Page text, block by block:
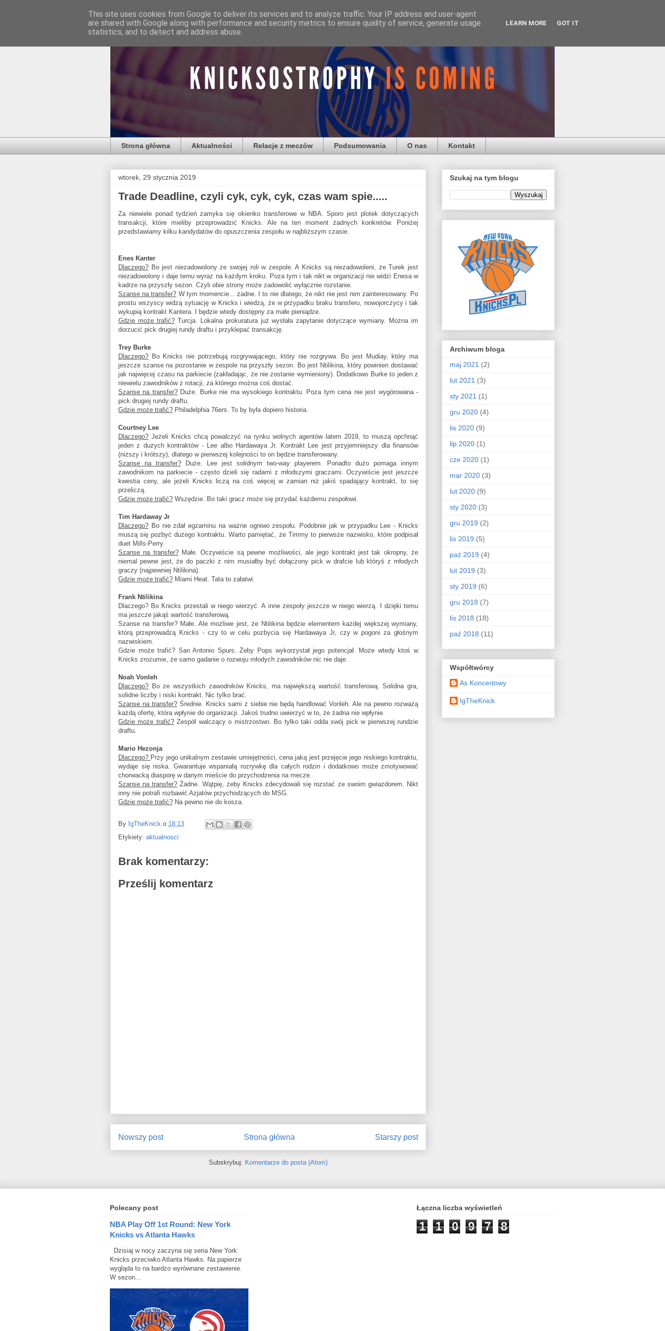
Strona główna Aktualności Relacje z meczów Podsumowania O nas Kontakt
wtorek, 29 stycznia 2019
Trade Deadline, czyli cyk, cyk, cyk, czas wam spie.....
Za niewiele ponad tydzień zamyka się okienko transferowe w NBA. Sporo jest plotek dotyczących
transakcji, które mieliby przeprowadzić Knicks. Ale na ten moment żadnych konkretów. Poniżej
przedstawiamy kilku kandydatów do opuszczenia zespołu w najbliższym czasie.
Enes Kanter
Dlaczego? Bo jest niezadowolony ze swojej roli w zespole. A Knicks są niezadowoleni, że Turek jest
niezadowolony i daje temu wyraz na każdym kroku. Poza tym i tak nikt w organizacji nie widzi Enesa w
kadrze na przyszły sezon. Czyli obie strony może zadowolić wyłącznie rozstanie.
Szanse na transfer? W tym momencie... żadne. I to nie dlatego, że nikt nie jest nim zainteresowany. Po
prostu wszyscy widzą sytuację w Knicks i wiedzą, że w przypadku braku transferu, nowojorczycy i tak
wykupią kontrakt Kantera. I będzie wtedy dostępny za małe pieniądze.
Gdzie może trafić?Turcja. Lokalna prokuratura już wysłała zapytanie dotyczące wymiany. Można im
dorzucić pick drugiej rundy draftu i przyklepać transakcję.
Trey Burke
Dlaczego? Bo Knicks nie potrzebują rozgrywającego, który nie rozgrywa. Bo jest Mudiay, który ma
jeszcze szanse na pozostanie w zespole na przyszły sezon. Bo jest Ntilikina, który powinien dostawać
jak najwięcej czasu na parkiecie (zakładając, że nie zostanie wymieniony). Dodatkowo Burke to jeden z
niewielu zawodników z rotacji, za którego można coś dostać.
Szanse na transfer?Duże. Burke nie ma wysokiego kontraktu. Poza tym cena nie jest wygórowana -
pick drugiej rundy draftu.
Gdzie może trafić? Philadelphia 76ers. To by była dopiero historia.
Courtney Lee
Dlaczego? Jeżeli Knicks chcą powalczyć na rynku wolnych agentów latem 2019, to muszą opchnąć
jeden z dużych kontraktów - Lee albo Hardawaya Jr. Kontrakt Lee jest przyjemniejszy dla finansów
(niższy i krótszy), dlatego w pierwszej kolejności to on będzie transferowany.
Szanse na transfer? Duże. Lee jest solidnym two-way playerem. Ponadto dużo pomaga innym
zawodnikom na parkiecie - często dzieli się radami z młodszymi graczami. Oczywiście jest jeszcze
kwestia ceny, ale jeżeli Knicks liczą na coś więcej w zamian niż jakiś spadający kontrakt, to się
przeliczą.
Gdzie może trafić? Wszędzie. Bo taki gracz może się przydać każdemu zespołowi.
Tim Hardaway Jr
Dlaczego? Bo nie zdał egzaminu na ważne ogniwo zespołu. Podobnie jak w przypadku Lee - Knicks
muszą się pozbyć dużego kontraktu. Warto pamiętać, że Timmy to pierwsze nazwisko, które podpisał
duet Mills-Perry.
Szanse na transfer?Małe. Oczywiście są pewne możliwości, ale jego kontrakt jest tak okropny, że
niemal pewne jest, że do paczki z nim musiałby być dołączony pick w drafcie lub któryś z młodych
graczy (najpewniej Ntilikina).
Gdzie może trafić? Miami Heat. Tata to załatwi.
Frank Ntilikina
Dlaczego? Bo Knicks przestali w niego wierzyć. A inne zespoły jeszcze w niego wierzą. I dzięki temu
ma jeszcze jakąś wartość transferową.
Szanse na transfer? Małe. Ale możliwe jest, że Ntilikina będzie elementem każdej większej wymiany,
którą przeprowadzą Knicks - czy to w celu pozbycia się Hardawaya Jr, czy w pogoni za głośnym
nazwiskiem.
Gdzie może trafić? San Antonio Spurs. Żeby Pops wykorzystał jego potencjał. Może wtedy ktoś w
Knicks zrozumie, że samo gadanie o rozwoju młodych zawodników nic nie daje.
Noah Vonleh
Dlaczego? Bo ze wszystkich zawodników Knicks, ma największą wartość transferową. Solidna gra,
solidne liczby i niski kontrakt. Nic tylko brać.
Szanse na transfer?Średnie. Knicks sami z siebie nie będą handlować Vonleh. Ale na pewno rozważą
każdą ofertę, która wpłynie do organizacji. Jakoś trudno uwierzyć w to, że żadna nie wpłynie.
Gdzie może trafić?Zespół walczący o mistrzostwo. Bo tylko taki odda swój pick w pierwszej rundzie
draftu.
Mario Hezonja
Dlaczego? Przy jego unikalnym zestawie umiejętności, cena jaką jest przejęcie jego niskiego kontraktu,
wydaje się niska. Gwarantuje wspaniałą rozrywkę dla całych rodzin i dodatkowo może zmotywować
chorwacką diasporę w danym mieście do przychodzenia na mecze.
Szanse na transfer? Żadne. Wątpię, żeby Knicks zdecydowali się rozstać ze swoim gwiazdorem. Nikt
inny nie potrafi rozbawić Azjatów przychodzących do MSG.
Gdzie może trafić? Na pewno nie do kosza.
By IgTheKnick o 18:13
Etykiety: aktualnosci
Brak komentarzy:
Prześlij komentarz
Nowszy post Starszy post
Strona główna
Subskrybuj: Komentarze do posta (Atom)
Szukaj na tym blogu
Archiwum bloga
maj 2021 (2)
lut 2021 (3)
sty 2021 (1)
gru 2020 (4)
lis 2020 (9)
lip 2020 (1)
cze 2020 (1)
mar 2020 (3)
lut 2020 (9)
sty 2020 (3)
gru 2019 (2)
lis 2019 (5)
paź 2019 (4)
lut 2019 (3)
sty 2019 (6)
gru 2018 (7)
lis 2018 (18)
paź 2018 (11)
Współtwórcy
As Koncertowy
IgTheKnick
Polecany post
NBA Play Off 1st Round: New York
Knicks vs Atlanta Hawks
Dzisiaj w nocy zaczyna się seria New York
Knicks przeciwko Atlanta Hawks. Na papierze
wygląda to na bardzo wyrównane zestawienie.
W sezon...
Łączna liczba wyświetleń
1 1 0 9 7 8
This site uses cookies from Google to deliver its services and to analyze traffic. Your IP address and user-agent
are shared with Google along with performance and security metrics to ensure quality of service, generate usage
statistics, and to detect and address abuse.
LEARN MORE GOT IT